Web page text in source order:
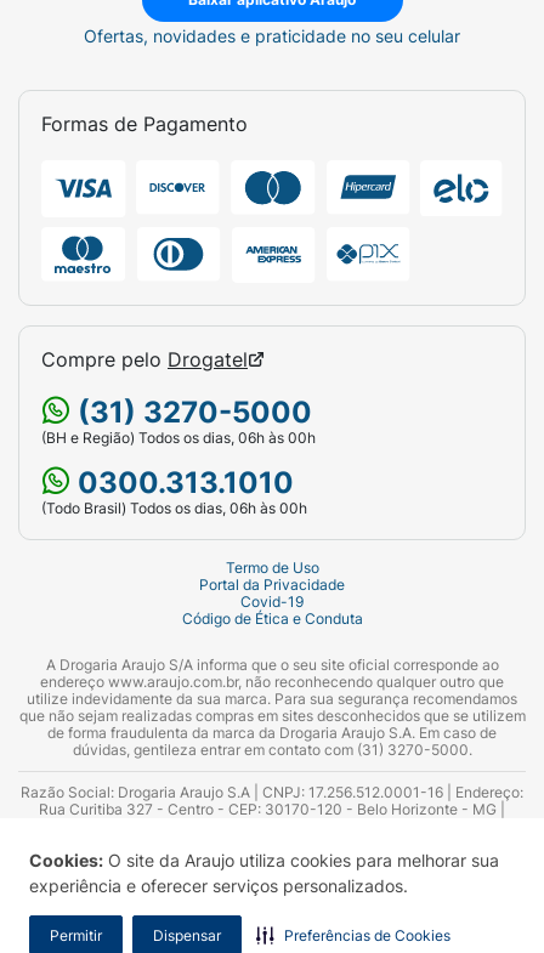
Cookies: O site da Araujo utiliza cookies para melhorar sua
experiência e oferecer serviços personalizados.
Permitir Dispensar Preferências de Cookies
Ofertas, novidades e praticidade no seu celular
Formas de Pagamento
Compre pelo Drogatel
(31) 3270-5000
(BH e Região) Todos os dias, 06h às 00h
0300.313.1010
(Todo Brasil) Todos os dias, 06h às 00h
Termo de Uso
Portal da Privacidade
Covid-19
Código de Ética e Conduta
A Drogaria Araujo S/A informa que o seu site oficial corresponde ao
endereço www.araujo.com.br, não reconhecendo qualquer outro que
utilize indevidamente da sua marca. Para sua segurança recomendamos
que não sejam realizadas compras em sites desconhecidos que se utilizem
de forma fraudulenta da marca da Drogaria Araujo S.A. Em caso de
dúvidas, gentileza entrar em contato com (31) 3270-5000.
Razão Social: Drogaria Araujo S.A | CNPJ: 17.256.512.0001-16 | Endereço:
Rua Curitiba 327 - Centro - CEP: 30170-120 - Belo Horizonte - MG |
Azevedo Guimarães – CRF 10.965 | Yasmin Silva Alvarenga – CRF 52.584 -
Consultor substituto: Thiago Aguiar Pinheiro - CRF Nº 13.748. Alvará
Sanitário: 2025020713 | Autorização de Funcionamento da Empresa (AFE):